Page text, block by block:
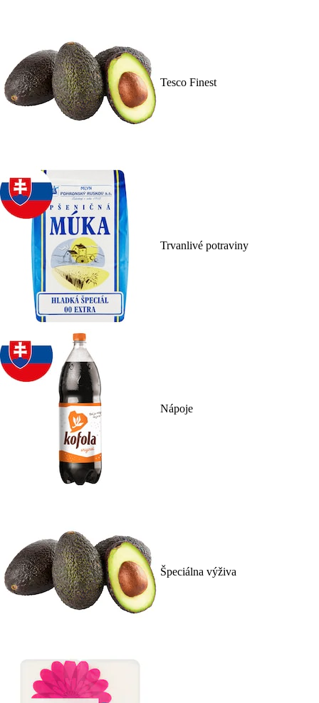
Tesco Finest
Trvanlivé potraviny
Nápoje
Špeciálna výživa